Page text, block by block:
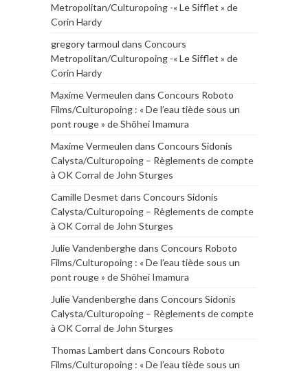
Metropolitan/Culturopoing -« Le Sifflet » de
Corin Hardy
gregory tarmoul dans Concours
Metropolitan/Culturopoing -« Le Sifflet » de
Corin Hardy
Maxime Vermeulen dans Concours Roboto
Films/Culturopoing : « De l’eau tiède sous un
pont rouge » de Shōhei Imamura
Maxime Vermeulen dans Concours Sidonis
Calysta/Culturopoing – Règlements de compte
à OK Corral de John Sturges
Camille Desmet dans Concours Sidonis
Calysta/Culturopoing – Règlements de compte
à OK Corral de John Sturges
Julie Vandenberghedans Concours Roboto
Films/Culturopoing : « De l’eau tiède sous un
pont rouge » de Shōhei Imamura
Julie Vandenberghedans Concours Sidonis
Calysta/Culturopoing – Règlements de compte
à OK Corral de John Sturges
Thomas Lambert dans Concours Roboto
Films/Culturopoing : « De l’eau tiède sous un